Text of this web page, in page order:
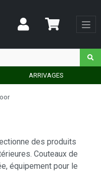
ARRIVAGES
des produits
Couteaux de
équipement pour le